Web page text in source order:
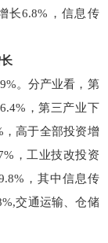
长6.8%，信息传
。分产业看，第
，第三产业下
，高于全部投资增
，工业技改投资
，其中信息传
交通运输、仓储